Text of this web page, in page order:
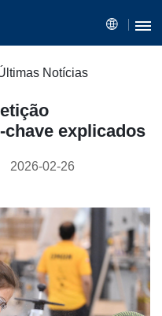
Notícias
explicados
2026-02-26